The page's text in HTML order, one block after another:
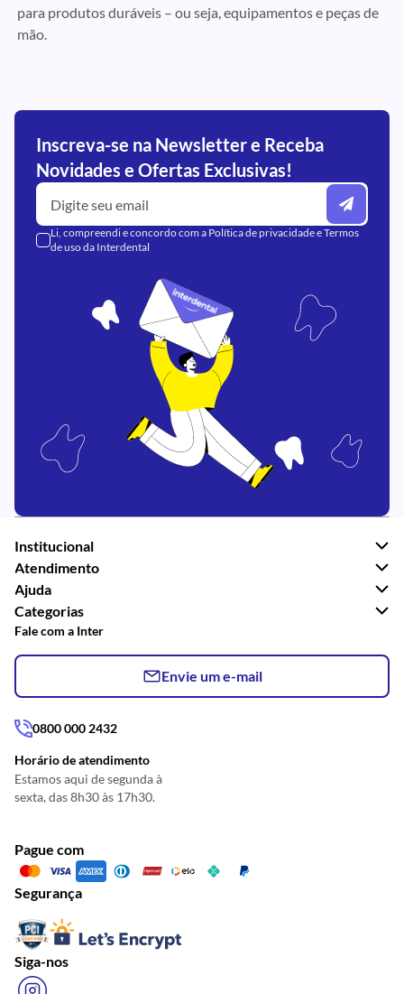
para produtos duráveis – ou seja, equipamentos e peças de
mão.
Inscreva-se na Newsletter e Receba
Novidades e Ofertas Exclusivas!
Li, compreendi e concordo com a Política de privacidadeeTermos
de usoda Interdental
Institucional
Atendimento
Ajuda
Categorias
Fale com a Inter
Envie um e-mail
0800 000 2432
Horário de atendimento
Estamos aqui de segunda à
sexta, das 8h30 às 17h30.
Pague com
Segurança
Siga-nos